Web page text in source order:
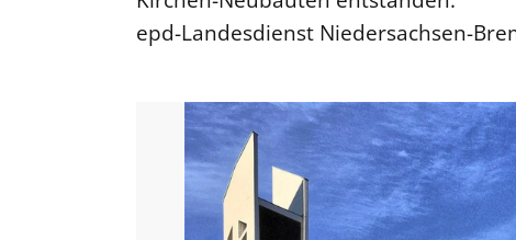
epd-Landesdienst Niedersachsen-